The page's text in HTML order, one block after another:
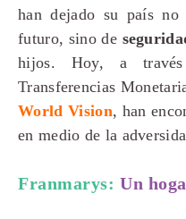
han dejado su país no
futuro, sino de
hijos. Hoy, a
Transferencias
World Vision, han
en medio de la
Franmarys: Un